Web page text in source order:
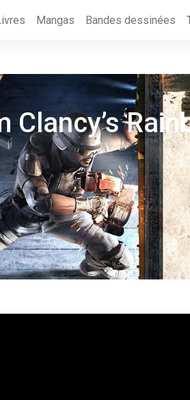
Mangas Bandes dessinées
Clancy’s